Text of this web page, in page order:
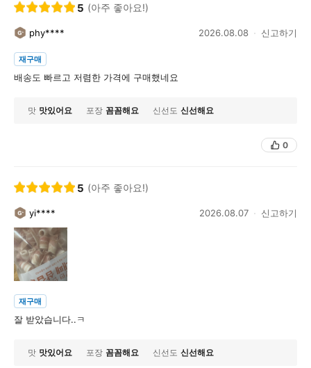
5 (아주 좋아요!)
phy**** 2026.08.08 신고하기
재구매
배송도 빠르고 저렴한 가격에 구매했네요
맛 맛있어요 포장 꼼꼼해요 신선도 신선해요
0
5 (아주 좋아요!)
yi**** 2026.08.07 신고하기
재구매
잘 받았습니다..ㅋ
맛 맛있어요 포장 꼼꼼해요 신선도 신선해요